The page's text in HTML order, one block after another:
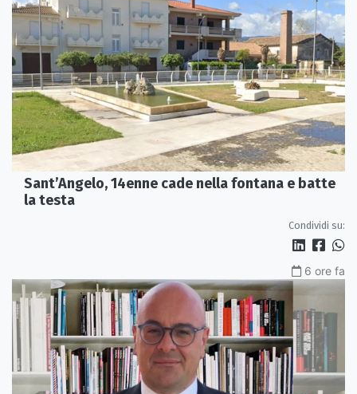
Sant’Angelo, 14enne cade nella fontana e batte
la testa
Condividi su:
6 ore fa